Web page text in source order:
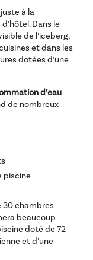
à la
Dans le
de l’iceberg,
et dans les
dotées d’une
d’eau
de nombreux
piscine
30 chambres
beaucoup
doté de 72
et d’une